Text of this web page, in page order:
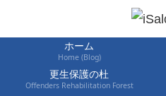
ホーム
Home (Blog)
更生保護の杜
Offenders Rehabilitation Forest